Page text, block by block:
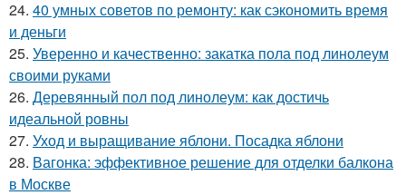
24. 40 умных советов по ремонту: как сэкономить время
и деньги
25. Уверенно и качественно: закатка пола под линолеум
своими руками
26. Деревянный пол под линолеум: как достичь
идеальной ровны
27. Уход и выращивание яблони. Посадка яблони
28. Вагонка: эффективное решение для отделки балкона
в Москве